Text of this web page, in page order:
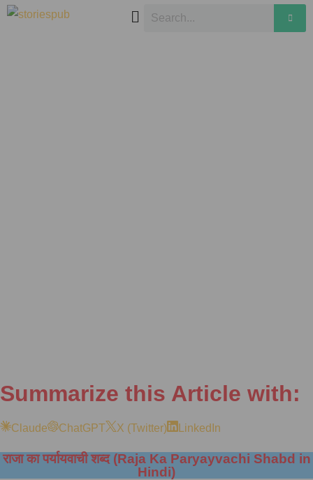
Summarize this Article with:
Claude ChatGPT X (Twitter) LinkedIn
राजा का पर्यायवाची शब्द (Raja Ka Paryayvachi Shabd in
Hindi)